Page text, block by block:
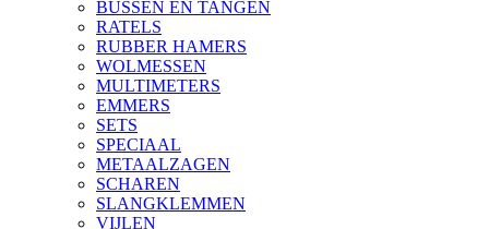
BUSSEN EN TANGEN
RATELS
RUBBER HAMERS
WOLMESSEN
MULTIMETERS
EMMERS
SETS
SPECIAAL
METAALZAGEN
SCHAREN
SLANGKLEMMEN
VIJLEN